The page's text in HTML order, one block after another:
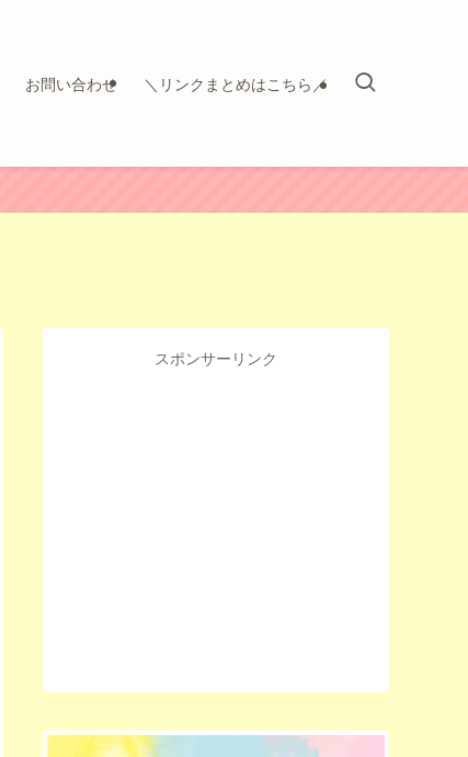
お問い合わせ ＼リンクまとめはこちら／
スポンサーリンク